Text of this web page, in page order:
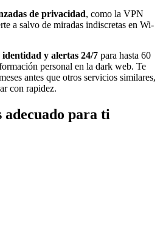
de privacidad, como la VPN
a salvo de miradas indiscretas en Wi-
y alertas 24/7 para hasta 60
personal en la dark web. Te
antes que otros servicios similares,
con rapidez.
adecuado para ti